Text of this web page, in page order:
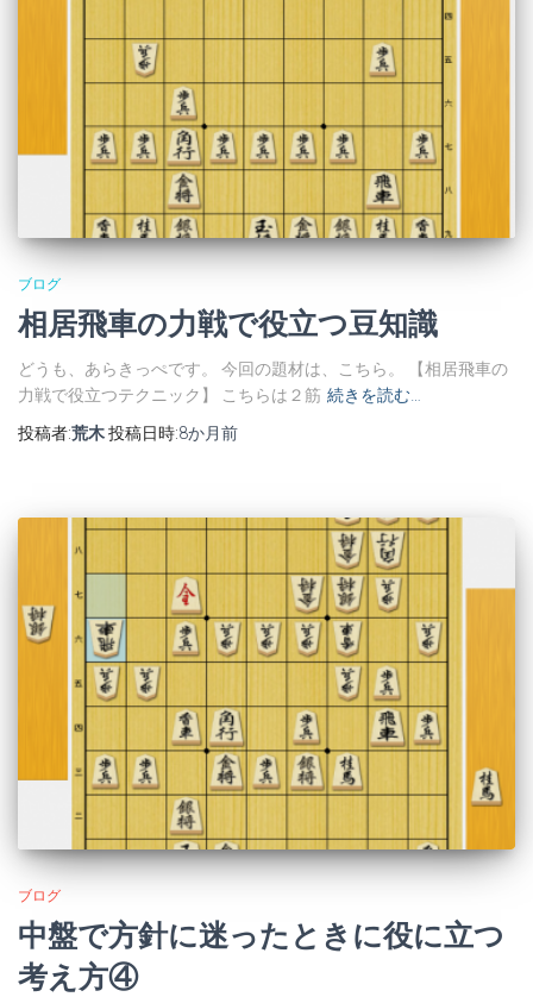
ブログ
相居飛車の力戦で役立つ豆知識
どうも、あらきっぺです。 今回の題材は、こちら。 【相居飛車の
力戦で役立つテクニック】 こちらは２筋 続きを読む…
投稿者:荒木投稿日時:8か月前
ブログ
中盤で方針に迷ったときに役に立つ
考え方④